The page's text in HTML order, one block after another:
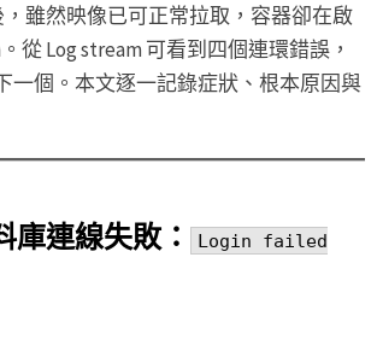
，雖然映像已可正常拉取，容器卻在啟
從 Log stream 可看到四個連環錯誤，
一個。本文逐一記錄症狀、根本原因與
庫連線失敗： Login failed